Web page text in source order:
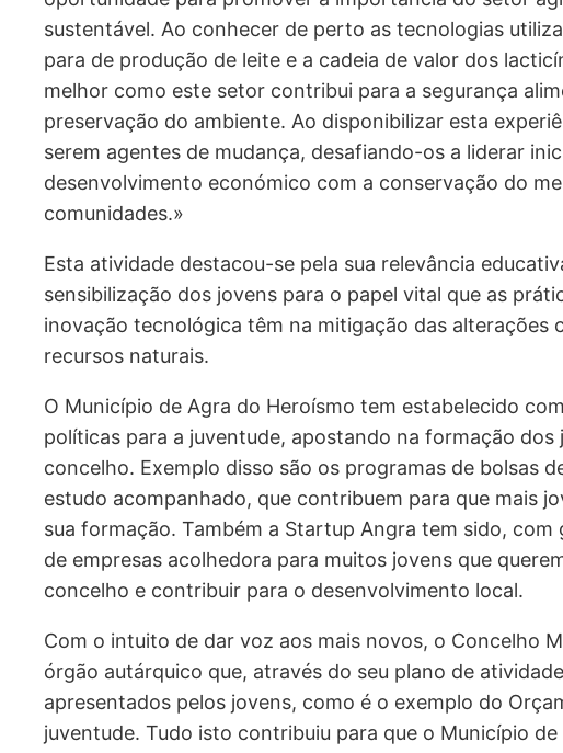
sustentável. Ao conhecer de perto as tecnologias
para de produção de leite e a cadeia de valor dos
melhor como este setor contribui para a segurança
preservação do ambiente. Ao disponibilizar esta
serem agentes de mudança, desafiando-os a liderar
desenvolvimento económico com a conservação do
comunidades.»
Esta atividade destacou-se pela sua relevância
sensibilização dos jovens para o papel vital que as
inovação tecnológica têm na mitigação das alterações
recursos naturais.
O Município de Agra do Heroísmo tem estabelecido
políticas para a juventude, apostando na formação dos
concelho. Exemplo disso são os programas de bolsas
estudo acompanhado, que contribuem para que mais
sua formação. Também a Startup Angra tem sido, com
de empresas acolhedora para muitos jovens que
concelho e contribuir para o desenvolvimento local.
Com o intuito de dar voz aos mais novos, o Concelho
órgão autárquico que, através do seu plano de
apresentados pelos jovens, como é o exemplo do
juventude. Tudo isto contribuiu para que o Município